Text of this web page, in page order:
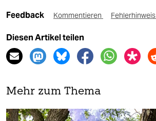
Feedback Kommentieren Fehlerhinweis
Diesen Artikel teilen
Mehr zum Thema